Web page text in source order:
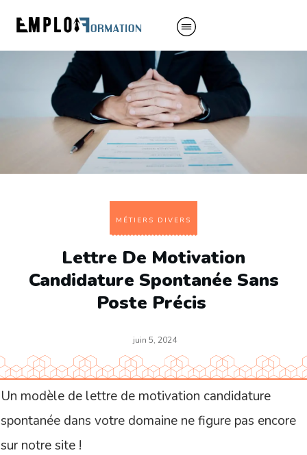
MÉTIERS DIVERS
Lettre De Motivation
Candidature Spontanée Sans
Poste Précis
juin 5, 2024
Un modèle de lettre de motivation candidature
spontanée dans votre domaine ne figure pas encore
sur notre site !